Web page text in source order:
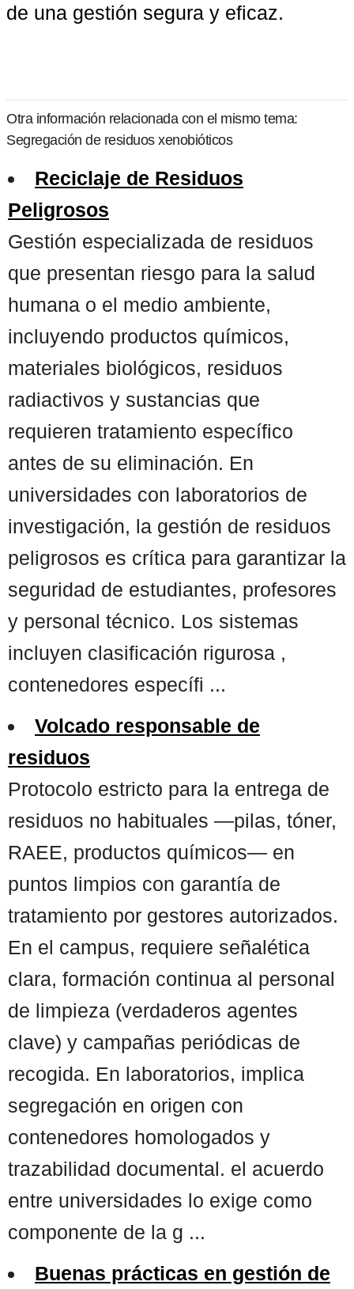
de una gestión segura y eficaz.
Otra información relacionada con el mismo tema:
Segregación de residuos xenobióticos
Reciclaje de Residuos
Peligrosos
Gestión especializada de residuos
que presentan riesgo para la salud
humana o el medio ambiente,
incluyendo productos químicos,
materiales biológicos, residuos
radiactivos y sustancias que
requieren tratamiento específico
antes de su eliminación. En
universidades con laboratorios de
investigación, la gestión de residuos
peligrosos es crítica para garantizar la
seguridad de estudiantes, profesores
y personal técnico. Los sistemas
incluyen clasificación rigurosa ,
contenedores específi ...
Volcado responsable de
residuos
Protocolo estricto para la entrega de
residuos no habituales —pilas, tóner,
RAEE, productos químicos— en
puntos limpios con garantía de
tratamiento por gestores autorizados.
En el campus, requiere señalética
clara, formación continua al personal
de limpieza (verdaderos agentes
clave) y campañas periódicas de
recogida. En laboratorios, implica
segregación en origen con
contenedores homologados y
trazabilidad documental. el acuerdo
entre universidades lo exige como
componente de la g ...
Buenas prácticas en gestión de